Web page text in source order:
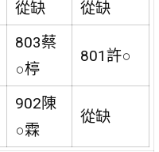
從缺 從缺
803蔡
○楟
801許○
902陳
○霖
從缺